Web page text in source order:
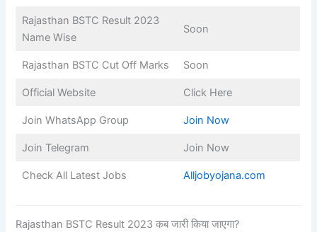
Rajasthan BSTC Result 2023
Name Wise
Soon
Rajasthan BSTC Cut Off Marks Soon
Official Website Click Here
Join WhatsApp Group Join Now
Join Telegram Join Now
Check All Latest Jobs Alljobyojana.com
Rajasthan BSTC Result 2023 कब जारी किया जाएगा?